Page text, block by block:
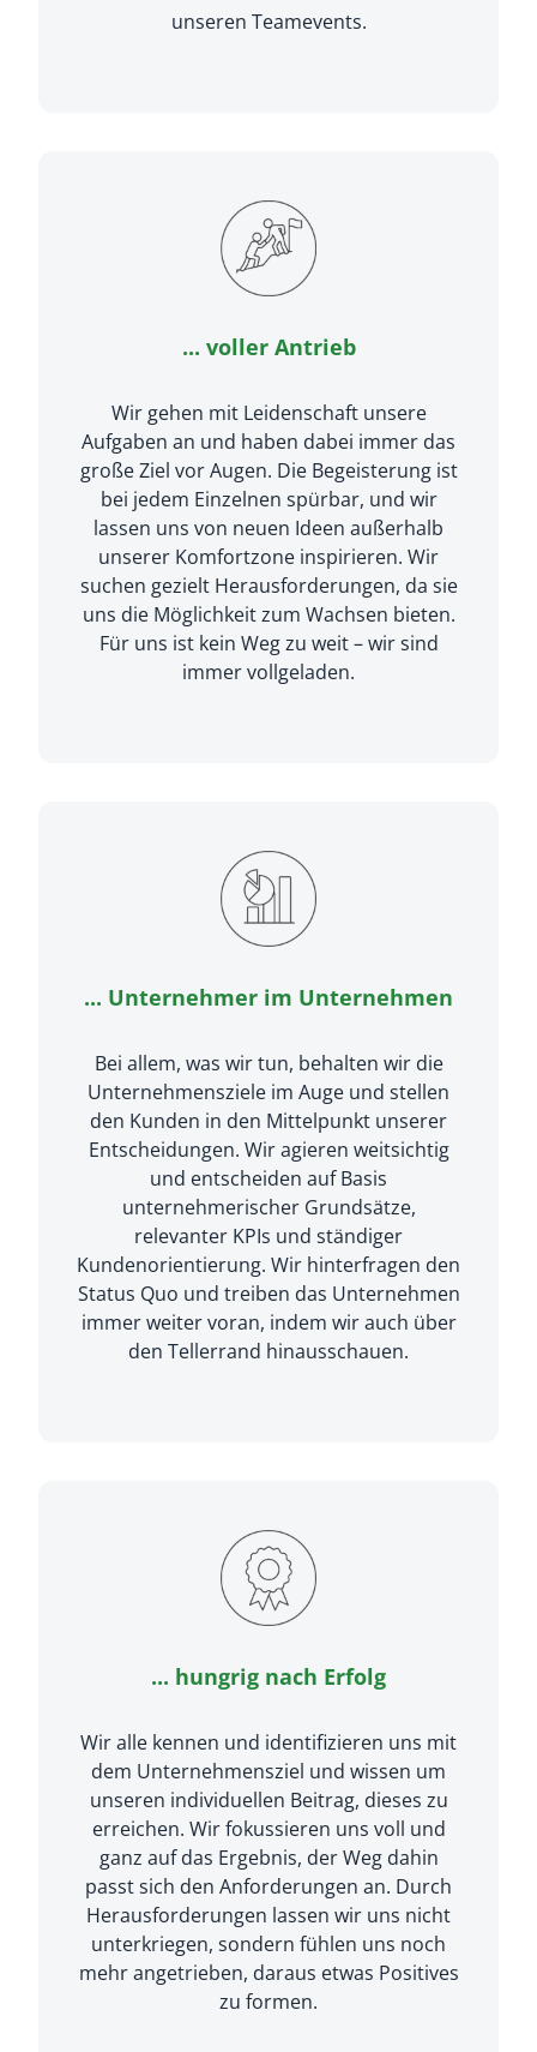
unseren Teamevents.
... voller Antrieb
Wir gehen mit Leidenschaft unsere
Aufgaben an und haben dabei immer das
große Ziel vor Augen. Die Begeisterung ist
bei jedem Einzelnen spürbar, und wir
lassen uns von neuen Ideen außerhalb
unserer Komfortzone inspirieren. Wir
suchen gezielt Herausforderungen, da sie
uns die Möglichkeit zum Wachsen bieten.
Für uns ist kein Weg zu weit – wir sind
immer vollgeladen.
... Unternehmer im Unternehmen
Bei allem, was wir tun, behalten wir die
Unternehmensziele im Auge und stellen
den Kunden in den Mittelpunkt unserer
Entscheidungen. Wir agieren weitsichtig
und entscheiden auf Basis
unternehmerischer Grundsätze,
relevanter KPIs und ständiger
Kundenorientierung. Wir hinterfragen den
Status Quo und treiben das Unternehmen
immer weiter voran, indem wir auch über
den Tellerrand hinausschauen.
... hungrig nach Erfolg
Wir alle kennen und identifizieren uns mit
dem Unternehmensziel und wissen um
unseren individuellen Beitrag, dieses zu
erreichen. Wir fokussieren uns voll und
ganz auf das Ergebnis, der Weg dahin
passt sich den Anforderungen an. Durch
Herausforderungen lassen wir uns nicht
unterkriegen, sondern fühlen uns noch
mehr angetrieben, daraus etwas Positives
zu formen.